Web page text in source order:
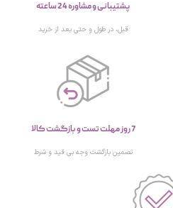
پشتیبانی و مشاوره 24 ساعته
قبل، در طول و حتی بعد از خرید
7 روز مهلت تست و بازگشت کالا
تصمین بازگشت وجه بی قید و شرط